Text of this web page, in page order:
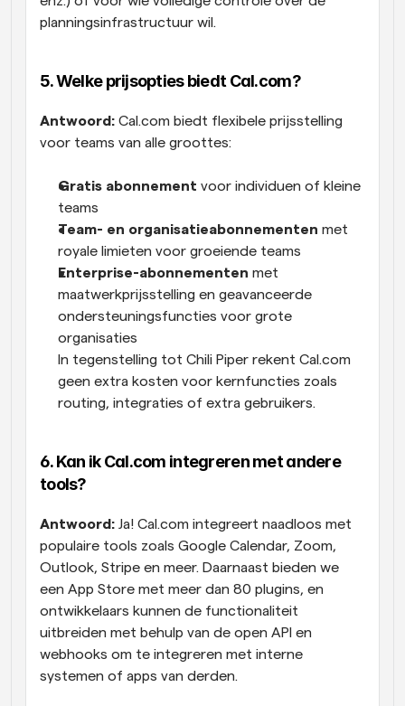
planningsinfrastructuur wil.
5. Welke prijsopties biedt Cal.com?
Antwoord: Cal.com biedt flexibele prijsstelling
voor teams van alle groottes:
Gratis abonnement voor individuen of kleine
teams
Team- en organisatieabonnementen met
royale limieten voor groeiende teams
Enterprise-abonnementen met
maatwerkprijsstelling en geavanceerde
ondersteuningsfuncties voor grote
organisaties
In tegenstelling tot Chili Piper rekent Cal.com
geen extra kosten voor kernfuncties zoals
routing, integraties of extra gebruikers.
6. Kan ik Cal.com integreren met andere
tools?
Antwoord: Ja! Cal.com integreert naadloos met
populaire tools zoals Google Calendar, Zoom,
Outlook, Stripe en meer. Daarnaast bieden we
een App Store met meer dan 80 plugins, en
ontwikkelaars kunnen de functionaliteit
uitbreiden met behulp van de open API en
webhooks om te integreren met interne
systemen of apps van derden.